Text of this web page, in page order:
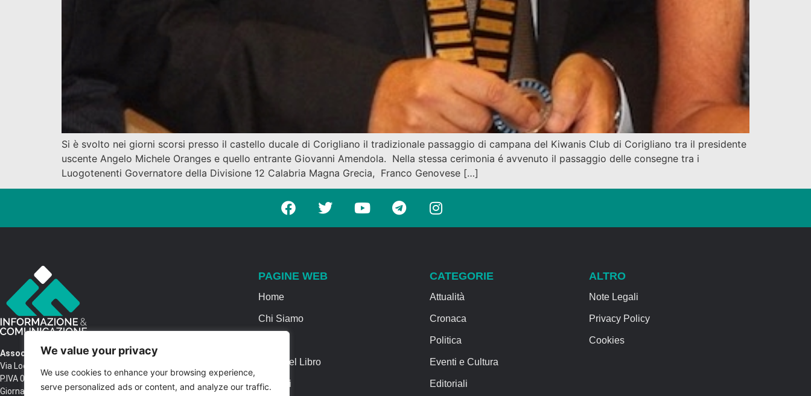
We value your privacy
We use cookies to enhance your browsing experience,
serve personalized ads or content, and analyze our traffic.
Si è svolto nei giorni scorsi presso il castello ducale di Corigliano il tradizionale passaggio di campana del Kiwanis Club di Corigliano tra il presidente
uscente Angelo Michele Oranges e quello entrante Giovanni Amendola. Nella stessa cerimonia é avvenuto il passaggio delle consegne tra i
Luogotenenti Governatore della Divisione 12 Calabria Magna Grecia, Franco Genovese […]
Associazione Informazione & Comunicazione
Via Locri SNC – 87064 Corigliano Rossano CS
P.IVA 03516250788 – C.F. 97037680788 Testata
Giornalistica n. 1399/2017 R.G.V.G.N. 02/2017
PAGINE WEB
Home
Chi Siamo
Casa del Libro
Contatti
CATEGORIE
Attualità
Cronaca
Politica
Eventi e Cultura
Editoriali
ALTRO
Note Legali
Privacy Policy
Cookies